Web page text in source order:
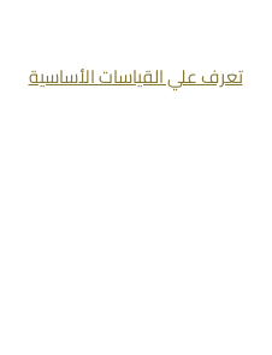
تعرف علي القياسات الأساسية